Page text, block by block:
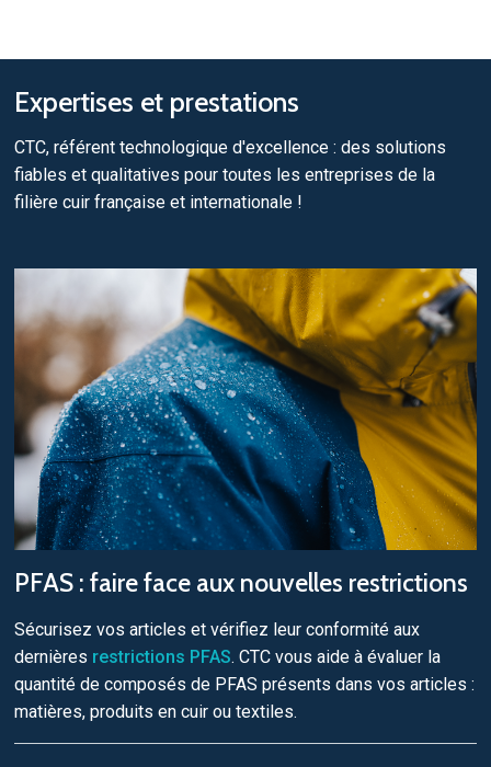
Expertises et prestations
CTC, référent technologique d'excellence : des solutions
fiables et qualitatives pour toutes les entreprises de la
filière cuir française et internationale !
PFAS : faire face aux nouvelles restrictions
Sécurisez vos articles et vérifiez leur conformité aux
dernières restrictions PFAS. CTC vous aide à évaluer la
quantité de composés de PFAS présents dans vos articles :
matières, produits en cuir ou textiles.